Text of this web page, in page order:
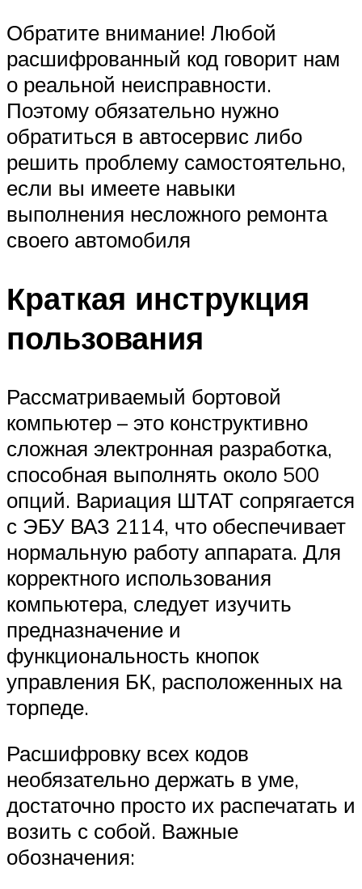
Обратите внимание! Любой
расшифрованный код говорит нам
о реальной неисправности.
Поэтому обязательно нужно
обратиться в автосервис либо
решить проблему самостоятельно,
если вы имеете навыки
выполнения несложного ремонта
своего автомобиля
Краткая инструкция
пользования
Рассматриваемый бортовой
компьютер – это конструктивно
сложная электронная разработка,
способная выполнять около 500
опций. Вариация ШТАТ сопрягается
с ЭБУ ВАЗ 2114, что обеспечивает
нормальную работу аппарата. Для
корректного использования
компьютера, следует изучить
предназначение и
функциональность кнопок
управления БК, расположенных на
торпеде.
Расшифровку всех кодов
необязательно держать в уме,
достаточно просто их распечатать и
возить с собой. Важные
обозначения: